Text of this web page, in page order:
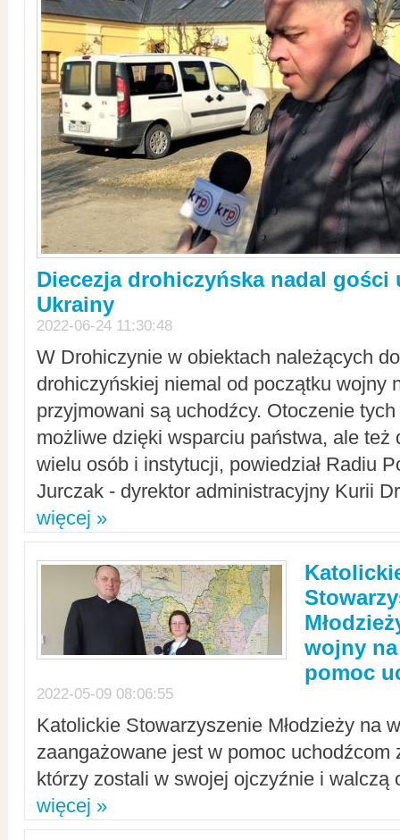
Diecezja drohiczyńska nadal gości
Ukrainy
2022-06-24 11:30:48
W Drohiczynie w obiektach należących
drohiczyńskiej niemal od początku wojny
przyjmowani są uchodźcy. Otoczenie
możliwe dzięki wsparciu państwa, ale też
wielu osób i instytucji, powiedział Radiu
Jurczak - dyrektor administracyjny Kurii
więcej »
wojny
pomoc
2022-05-09 08:06:55
Katolickie Stowarzyszenie Młodzieży na
zaangażowane jest w pomoc uchodźcom
którzy zostali w swojej ojczyźnie i walczą
więcej »